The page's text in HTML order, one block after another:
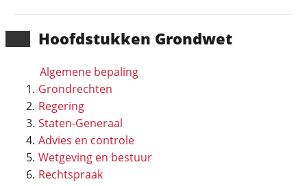
Hoofd­stukken Grondwet
Algemene bepaling
Grondrechten
Regering
Staten-Generaal
Advies en controle
Wetgeving en bestuur
Rechtspraak